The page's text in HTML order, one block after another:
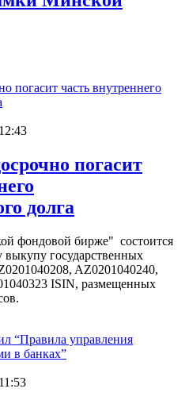
погасит
долга
фондовой бирже" состоится
государственных
AZ0201040240,
ISIN, размещенных